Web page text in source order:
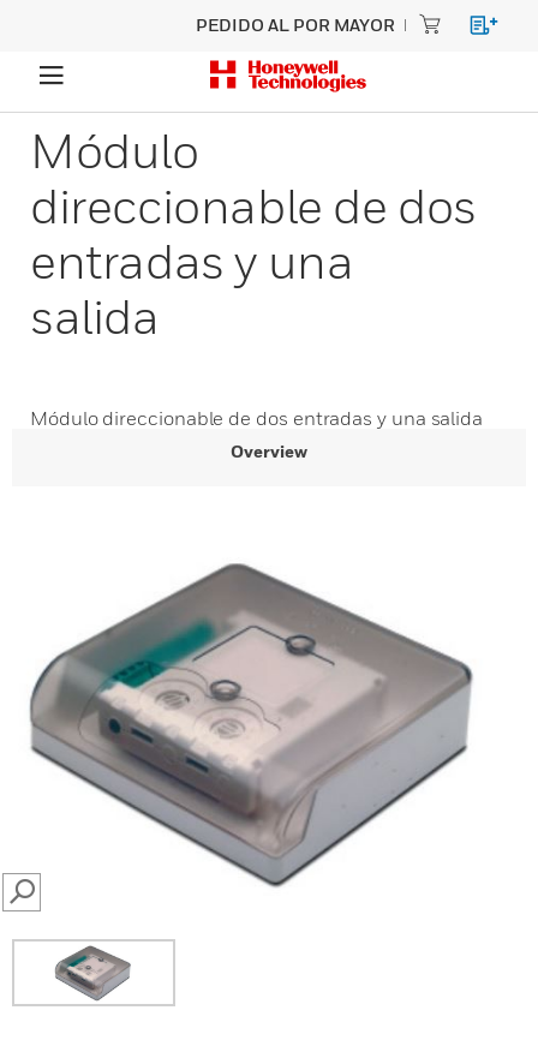
PEDIDO AL POR MAYOR
Módulo
direccionable de dos
entradas y una
salida
Módulo direccionable de dos entradas y una salida
Overview
SEARCH